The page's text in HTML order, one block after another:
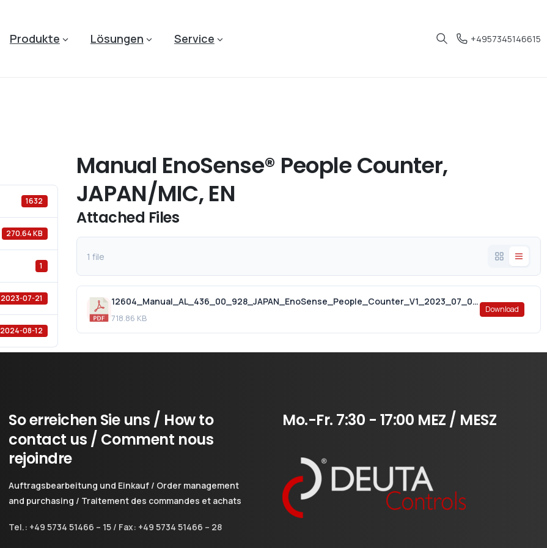
Produkte Lösungen Service +4957345146615
1632
270.64 KB
1
2023-07-21
2024-08-12
Manual EnoSense® People Counter,
JAPAN/MIC, EN
Attached Files
1 file
12604_Manual_AL_436_00_928_JAPAN_EnoSense_People_Counter_V1_2023_07_07.pdf
718.86 KB
Download
Soerreichen Sie uns / Howto
contact us / Comment nous
rejoindre
Auftragsbearbeitung und Einkauf / Order management
and purchasing / Traitement des commandes et achats
Tel.: +49 5734 51466 – 15 / Fax: +49 5734 51466 – 28
Mo.-Fr. 7:30 - 17:00 MEZ / MESZ